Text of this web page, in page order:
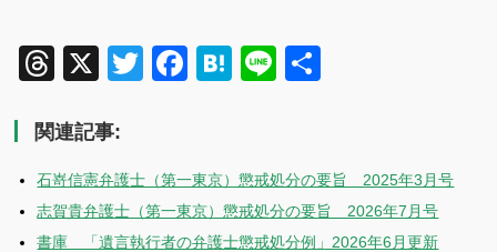
Threads
X TwitterFacebook
Hatena
Line
関連記事:
石嵜信憲弁護士（第一東京）懲戒処分の要旨 2025年3月号
志賀貴弁護士（第一東京）懲戒処分の要旨 2026年7月号
書庫 「遺言執行者の弁護士懲戒処分例」2026年6月更新